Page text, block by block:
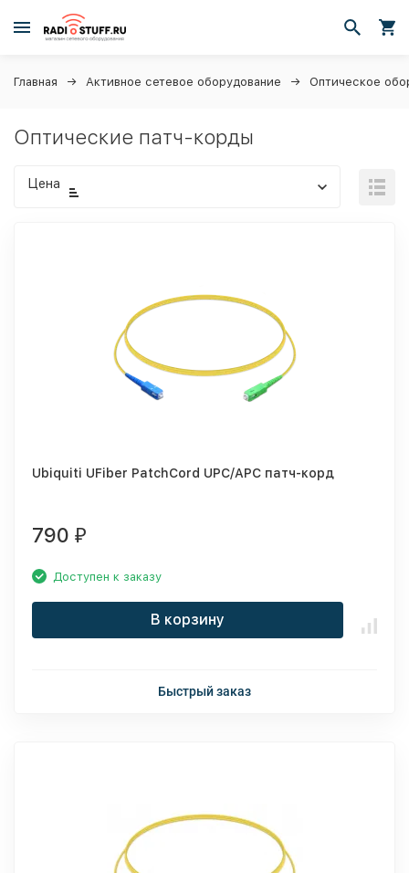
Главная Активное сетевое оборудование Оптическое
Оптические патч-корды
Цена
Ubiquiti UFiber PatchCord UPC/APC патч-корд
790 ₽
Доступен к заказу
В корзину
Быстрый заказ